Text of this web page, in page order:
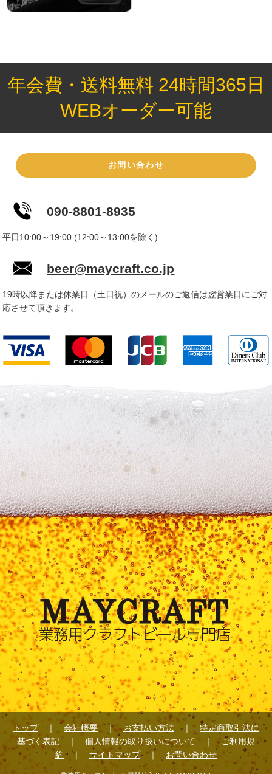
年会費・送料無料 24時間365日
WEBオーダー可能
お問い合わせ
090-8801-8935
平日10:00～19:00 (12:00～13:00を除く)
beer@maycraft.co.jp
19時以降または休業日（土日祝）のメールのご返信は翌営業日にご対
応させて頂きます。
トップ｜ 会社概要 ｜お支払い方法 ｜ 特定商取引法に
基づく表記 ｜ 個人情報の取り扱いについて ｜ご利用規
約｜ サイトマップ｜お問い合わせ